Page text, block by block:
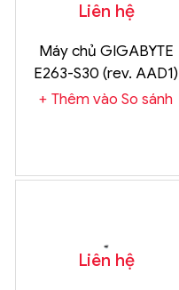
Liên hệ
Máy chủ GIGABYTE
E263-S30 (rev. AAD1)
Chính Hãng
Thêm vào So sánh
Liên hệ